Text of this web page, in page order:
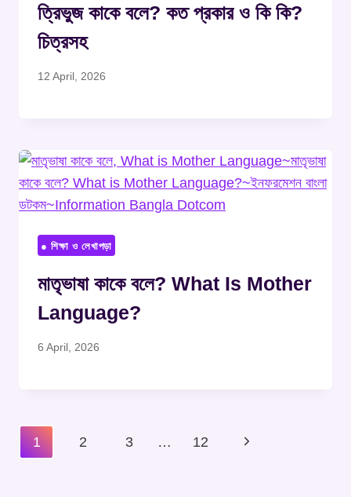
ত্রিভুজ কাকে বলে? কত প্রকার ও কি কি?
চিত্রসহ
12 April, 2026
● শিক্ষা ও লেখাপড়া
মাতৃভাষা কাকে বলে? What Is Mother
Language?
6 April, 2026
Page
1 2 3 … 12
Next